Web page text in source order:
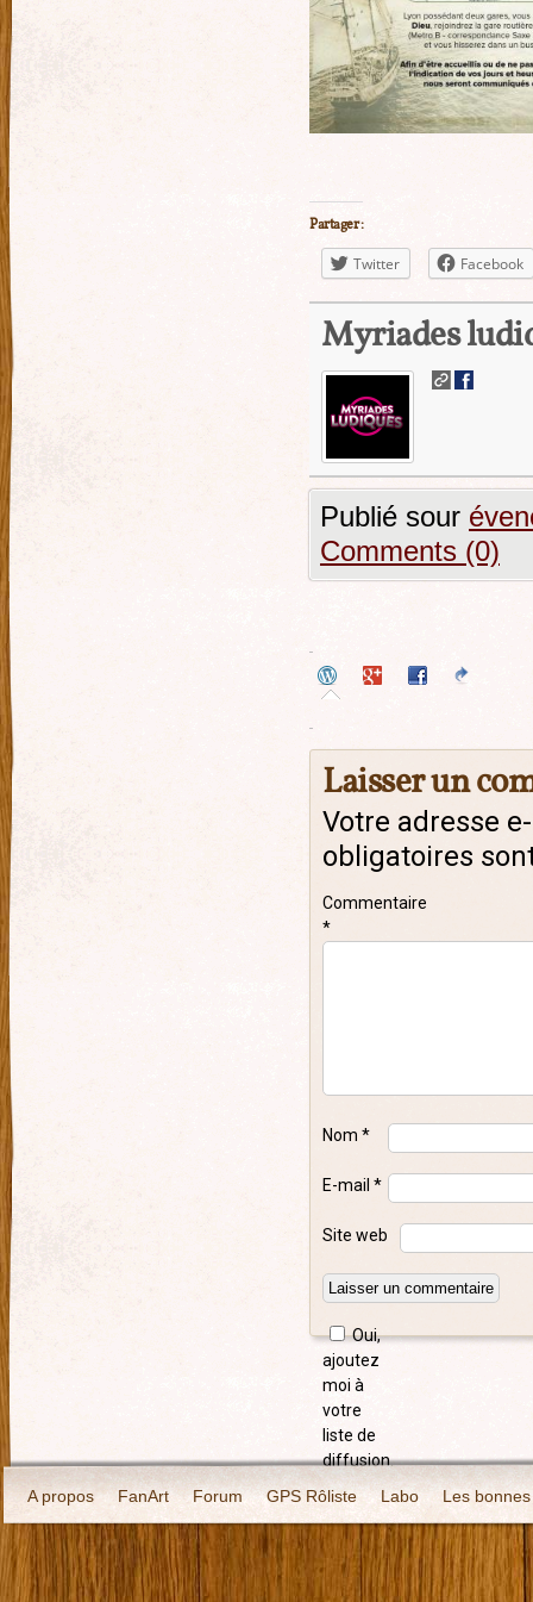
Partager :
Twitter Facebook
Myriades
Publié sour
Comments (0)
Laisser un
Votre adresse
obligatoires
Commentaire
*
Nom *
E-mail *
Site web
Oui,
ajoutez
moi à
votre
liste de
diffusion.
A propos
FanArt Forum GPS Rôliste Labo Les